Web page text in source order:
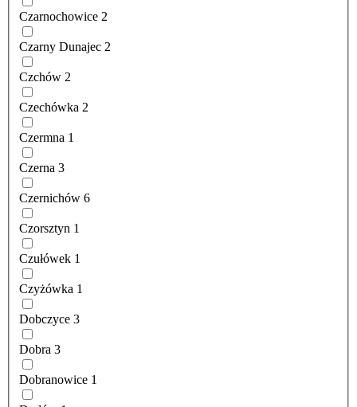
Czarnochowice 2
Czarny Dunajec 2
Czchów 2
Czechówka 2
Czermna 1
Czerna 3
Czernichów 6
Czorsztyn 1
Czułówek 1
Czyżówka 1
Dobczyce 3
Dobra 3
Dobranowice 1